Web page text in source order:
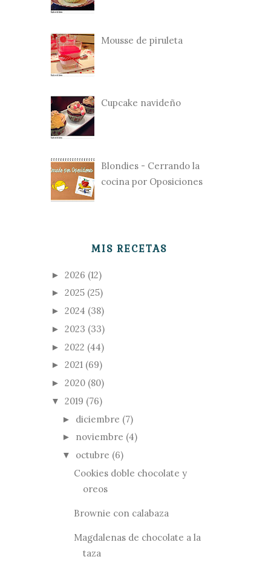
Mousse de piruleta
Cupcake navideño
Blondies - Cerrando la
cocina por Oposiciones
MIS RECETAS
► 2026 (12)
► 2025 (25)
► 2024 (38)
► 2023 (33)
► 2022 (44)
► 2021 (69)
► 2020 (80)
▼ 2019 (76)
► diciembre (7)
► noviembre (4)
▼ octubre (6)
Cookies doble chocolate y
oreos
Brownie con calabaza
Magdalenas de chocolate a la
taza